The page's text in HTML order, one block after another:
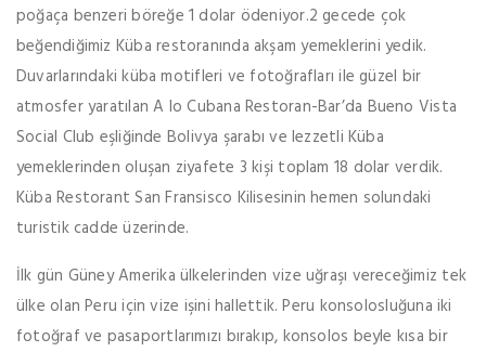
poğaça benzeri böreğe 1 dolar ödeniyor.2 gecede çok
beğendiğimiz Küba restoranında akşam yemeklerini yedik.
Duvarlarındaki küba motifleri ve fotoğrafları ile güzel bir
atmosfer yaratılan A lo Cubana Restoran-Bar’da Bueno Vista
Social Club eşliğinde Bolivya şarabı ve lezzetli Küba
yemeklerinden oluşan ziyafete 3 kişi toplam 18 dolar verdik.
Küba Restorant San Fransisco Kilisesinin hemen solundaki
turistik cadde üzerinde.
İlk gün Güney Amerika ülkelerinden vize uğraşı vereceğimiz tek
ülke olan Peru için vize işini hallettik. Peru konsolosluğuna iki
fotoğraf ve pasaportlarımızı bırakıp, konsolos beyle kısa bir